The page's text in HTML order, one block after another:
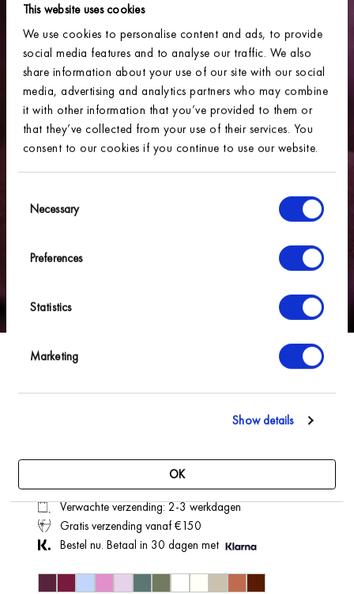
This website uses cookies
We use cookies to personalise content and ads, to provide
social media features and to analyse our traffic. We also
share information about your use of our site with our social
media, advertising and analytics partners who may combine
it with other information that you’ve provided to them or
that they’ve collected from your use of their services. You
consent to our cookies if you continue to use our website.
Selection
Necessary
Preferences
Statistics
Marketing
Show details
OK
Hoeslaken | Perkal
Katoen Plum
warme en natuurrijke uitstraling.lees meer+
Verwachte verzending: 2-3 werkdagen
Gratis verzending vanaf €150
Bestel nu. Betaal in 30 dagen met